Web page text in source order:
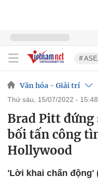
#
Văn hóa - Giải trí
thứ sáu, 15/07/2022 - 15:48
Brad Pitt đứng
bối tấn công
Hollywood
'Lời khai chấn động'